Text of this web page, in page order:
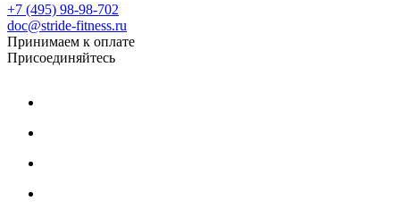
+7 (495) 98-98-702
doc@stride-fitness.ru
Принимаем к оплате
Присоединяйтесь